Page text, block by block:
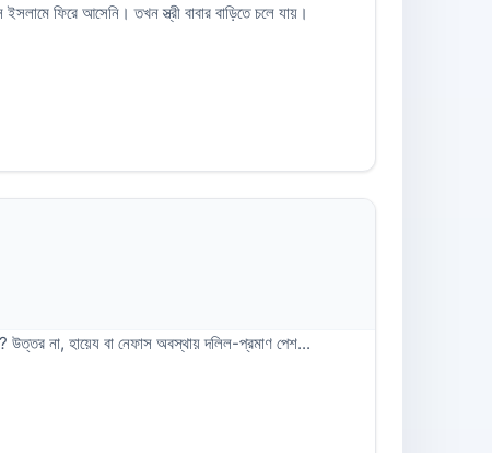
ফিরে আসেনি। তখন স্ত্রী বাবার বাড়িতে চলে যায়।
উত্তর না, হায়েয বা নেফাস অবস্থায় দলিল-প্রমাণ পেশ...